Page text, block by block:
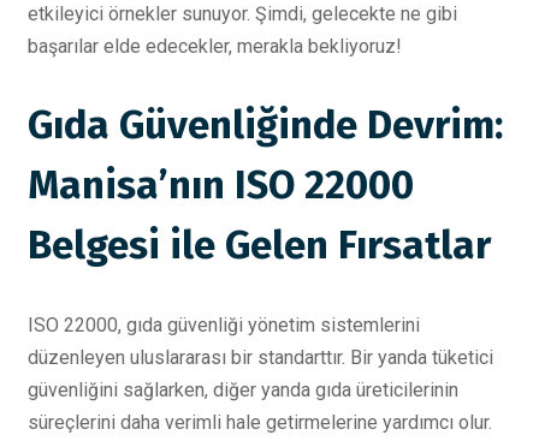
etkileyici örnekler sunuyor. Şimdi, gelecekte ne gibi
başarılar elde edecekler, merakla bekliyoruz!
Gıda Güvenliğinde Devrim:
Manisa’nın ISO 22000
Belgesi ile Gelen Fırsatlar
ISO 22000, gıda güvenliği yönetim sistemlerini
düzenleyen uluslararası bir standarttır. Bir yanda tüketici
güvenliğini sağlarken, diğer yanda gıda üreticilerinin
süreçlerini daha verimli hale getirmelerine yardımcı olur.